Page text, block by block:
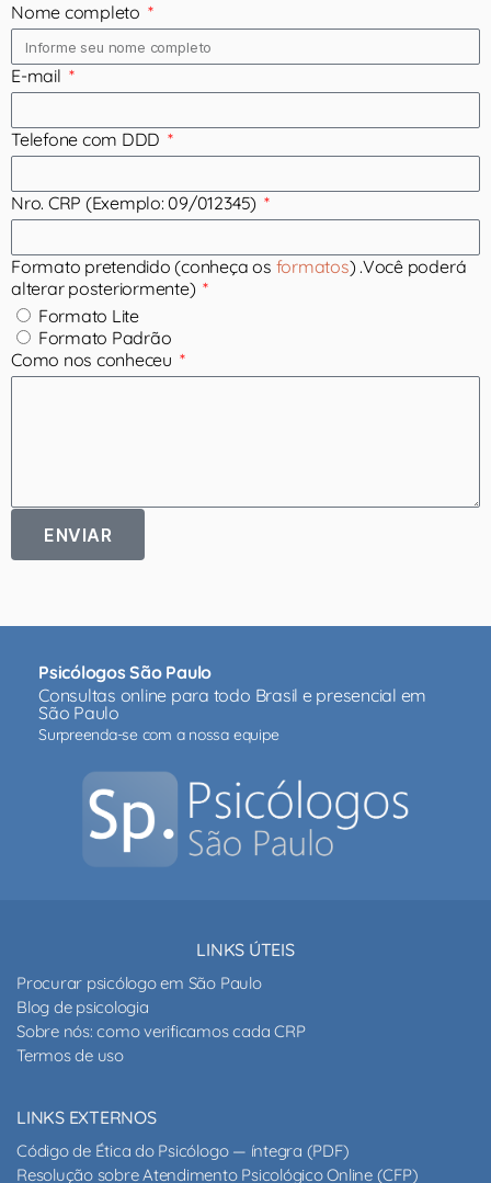
Nome completo
E-mail
Telefone com DDD
Nro. CRP (Exemplo: 09/012345)
Formato pretendido (conheça os formatos) .Você poderá
alterar posteriormente)
Formato Lite
Formato Padrão
Como nos conheceu
ENVIAR
Psicólogos São Paulo
Consultas online para todo Brasil e presencial em
São Paulo
Surpreenda-se com a nossa equipe
LINKS ÚTEIS
Procurar psicólogo em São Paulo
Blog de psicologia
Sobre nós: como verificamos cada CRP
Termos de uso
LINKS EXTERNOS
Código de Ética do Psicólogo — íntegra (PDF)
Resolução sobre Atendimento Psicológico Online (CFP)